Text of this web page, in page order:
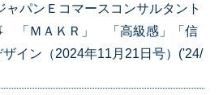
パンＥコマースコンサルタント
「ＭＡＫＲ」 「高級感」「信
イン（2024年11月21日号）('24/